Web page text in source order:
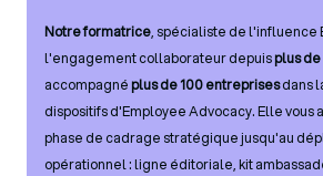
Notre formatrice, spécialiste de l'influence
l'engagement collaborateur depuisplus de
accompagnéplus de 100 entreprisesdans
dispositifs d'Employee Advocacy. Elle vous
phase de cadrage stratégique jusqu'au
opérationnel : ligne éditoriale, kit